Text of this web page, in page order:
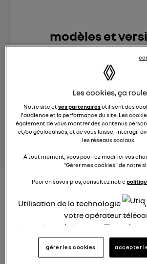
modèles et
13:15
Véhicules
posez une question
consultez les
conseils
Nouveau modèle
Renault 2022
26 janvier 2022
Quel est le nouveau modèle
année ?
Les cookies, ça roule
Notre site etses partenairesutilisent des
l'audience et la performance du site. Les
également de vous montrer des contenus
et/ou géolocalisés, et de vous laisser interagir
les réseaux sociaux.
À tout moment, vous pourrez modifier vos
"Gérer mes cookies" de notre
Pour en savoir plus, consultez notre
Utilisation de la technologie
votre opérateur
Nous, Renault Group, utilisons la
pour nos activités digitales (telles
dans cette notice de
gérer les cookies accepter